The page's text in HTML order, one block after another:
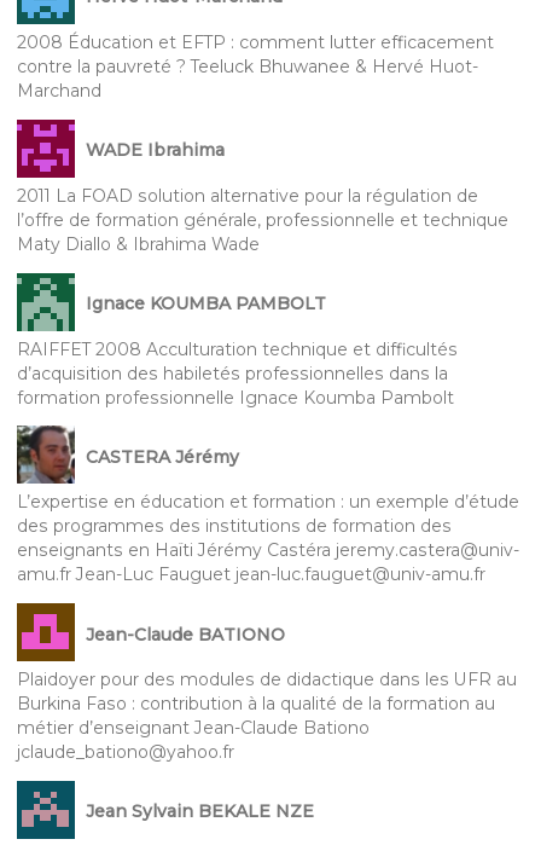
2008 Éducation et EFTP : comment lutter efficacement
contre la pauvreté ? Teeluck Bhuwanee & Hervé Huot-
Marchand
WADE Ibrahima
2011 La FOAD solution alternative pour la régulation de
l’offre de formation générale, professionnelle et technique
Maty Diallo & Ibrahima Wade
Ignace KOUMBA PAMBOLT
RAIFFET 2008 Acculturation technique et difficultés
d’acquisition des habiletés professionnelles dans la
formation professionnelle Ignace Koumba Pambolt
CASTERA Jérémy
L’expertise en éducation et formation : un exemple d’étude
des programmes des institutions de formation des
enseignants en Haïti Jérémy Castéra jeremy.castera@univ-
amu.fr Jean-Luc Fauguet jean-luc.fauguet@univ-amu.fr
Jean-Claude BATIONO
Plaidoyer pour des modules de didactique dans les UFR au
Burkina Faso : contribution à la qualité de la formation au
métier d’enseignant Jean-Claude Bationo
jclaude_bationo@yahoo.fr
Jean Sylvain BEKALE NZE